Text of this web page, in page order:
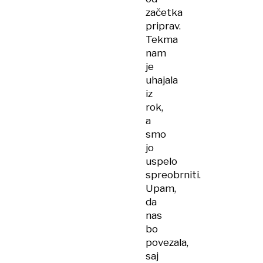
začetka
priprav.
Tekma
nam
je
uhajala
iz
rok,
a
smo
jo
uspelo
spreobrniti.
Upam,
da
nas
bo
povezala,
saj